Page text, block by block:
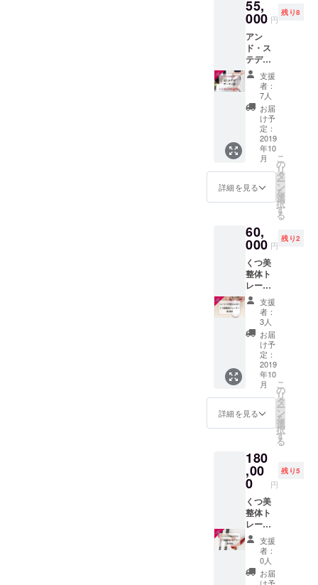
トとお
足の計
測を、
おひと
りおひ
とり実
施した
あと、
サイ
ズ・ワ
イズに
合った
靴を試
着して
いただ
す。 サ
イズ
21.5-
26.0cm
の10サ
イズ。
ワイズ
は、
AAAA
、
AAA、
AA、
A、B、
C、D、
EEの８
ワイ
ズ。 さ
らに外
反母
趾、踵
が小さ
100木型
以上揃
えてい
ます。
これだ
けの木
型のパ
ンプス
を試せ
るチャ
ンス
は、な
ちゃん
特有の
むっち
りお肉
感溢れ
る足を
包む
アッ
パー
は、
Made In
Asakus
aの良質
な革。
心して
歩くた
にくい
クレー
プゴム
底を採
用しま
した。
パパマ
マが脱
ぎ履き
させや
すい設
計に
なって
いま
す。 そ
プレゼ
ントで
う、
POPな
パッ
ケージ
に入れ
てお届
けしま
す。 わ
かりや
すいレ
シピが
ついて
れだけ
で長年
みが
すっき
りして
しまう
方も多
くい
らっ
しゃい
ます。
〇つい
ている
もの ・
測 ・く
つ・あ
ついて
のカウ
ンセリ
ング ・
問題点
の分析
・靴の
試着 ・
ペドカ
ルテ作
成（お
客さま
の木
型）
のお悩
みに向
０，０
００足
以上の
オー
ダーメ
イド
シュー
ズを
作って
きたノ
ウハウ
す。 こ
んな
し」の
お悩
み、あ
りませ
んか？
「少し
歩くだ
けで、
疲れ
る」
「歩く
と、足
の裏が
痛くな
け、太
い」
「足の
指が、
曲がっ
てい
る」 そ
れは、
あなた
の足が
「開張
足（か
いちょ
うそ
く・足
が弱い
状
ら。 そ
のまま
だと、
足の骨
格も崩
れてし
まい、
脚の筋
肉を使
うちゃ
んとし
さい。
当
店でカ
ルテを
保管す
るリ
ピー
ターさ
ま限定
となり
ます。
お好き
なデザ
イン、
お好き
な素材
を、保
木型
で、
ダーい
ただけ
ます。
お仕立
て上が
り：
オー
ダー後
１ヶ月
※ご新規
の方は
お申込
いただ
けませ
いませ
んが、
ご新規
ご支援
いただ
いた場
合、ほ
かの応
援プラ
ンに変
55,
000 円
残り8
アン
ド・ス
テディ
の靴を
初めて
購入さ
れる方
にイチ
オシで
す。
※ご来店
いただ
く必要
がござ
いま
が必要
です
（ギフ
トにも
ご利用
できま
す） 〇
くつ・
あし・
あるく
診断 あ
なたの
お足を
実際に
目で見
て、
触っ
クセや
お悩み
の原
因、こ
れから
起こる
可能性
のある
こと、
解決方
法を徹
底的に
支援
者：
7人
お届
け予
定：
2019
年10
月
詳細を見る
こ
の
リ
タ
ー
ン
を
選
択
す
る
60,
000 円
残り2
くつ美
整体ト
レー
ナー３
級・２
級が１
日で取
得でき
ます。
定番ス
ニー
カー
（３
０，０
００円
ている
ので、
実質３
０，０
００円
で、資
格の取
得とス
ニー
カーの
代理店
になる
支援
者：
3人
お届
け予
定：
2019
年10
月
詳細を見る
こ
の
リ
タ
ー
ン
を
選
択
す
る
180
,00
0 円
残り5
くつ美
整体ト
レー
ナー １
級が取
得でき
ます。
資格取
支援
者：
0人
お届